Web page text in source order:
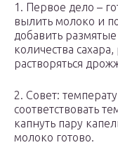
1. Первое дело –
вылить молоко и
добавить
количества
растворяться
2. Совет:
соответствовать
капнуть пару
молоко готово.